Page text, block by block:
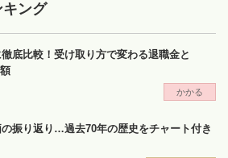
キング
底比較！受け取り方で変わる退職金と
かかる
の振り返り…過去70年の歴史をチャート付き